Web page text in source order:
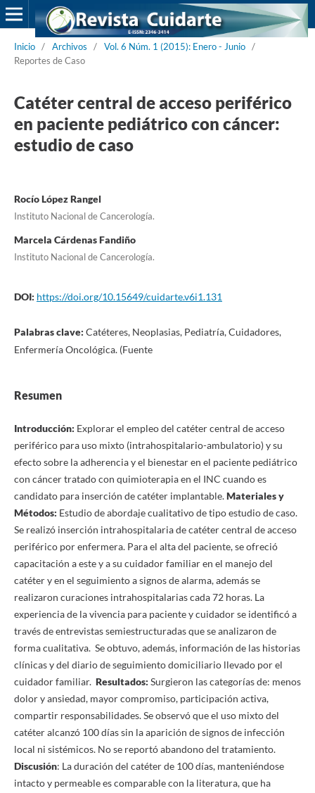
Inicio / Archivos / Vol. 6 Núm. 1 (2015): Enero - Junio /
Reportes de Caso
Catéter central de acceso periférico
en paciente pediátrico con cáncer:
estudio de caso
Rocío López Rangel
Instituto Nacional de Cancerología.
Marcela Cárdenas Fandiño
Instituto Nacional de Cancerología.
DOI: https://doi.org/10.15649/cuidarte.v6i1.131
Palabras clave: Catéteres, Neoplasias, Pediatría, Cuidadores,
Enfermería Oncológica. (Fuente
Resumen
Introducción: Explorar el empleo del catéter central de acceso
periférico para uso mixto (intrahospitalario-ambulatorio) y su
efecto sobre la adherencia y el bienestar en el paciente pediátrico
con cáncer tratado con quimioterapia en el INC cuando es
candidato para inserción de catéter implantable.Materiales y
Métodos: Estudio de abordaje cualitativo de tipo estudio de caso.
Se realizó inserción intrahospitalaria de catéter central de acceso
periférico por enfermera. Para el alta del paciente, se ofreció
capacitación a este y a su cuidador familiar en el manejo del
catéter y en el seguimiento a signos de alarma, además se
realizaron curaciones intrahospitalarias cada 72 horas. La
experiencia de la vivencia para paciente y cuidador se identificó a
través de entrevistas semiestructuradas que se analizaron de
forma cualitativa. Se obtuvo, además, información de las historias
clínicas y del diario de seguimiento domiciliario llevado por el
cuidador familiar. Resultados: Surgieron las categorías de: menos
dolor y ansiedad, mayor compromiso, participación activa,
compartir responsabilidades. Se observó que el uso mixto del
catéter alcanzó 100 días sin la aparición de signos de infección
local ni sistémicos. No se reportó abandono del tratamiento.
Discusión: La duración del catéter de 100 días, manteniéndose
intacto y permeable es comparable con la literatura, que ha